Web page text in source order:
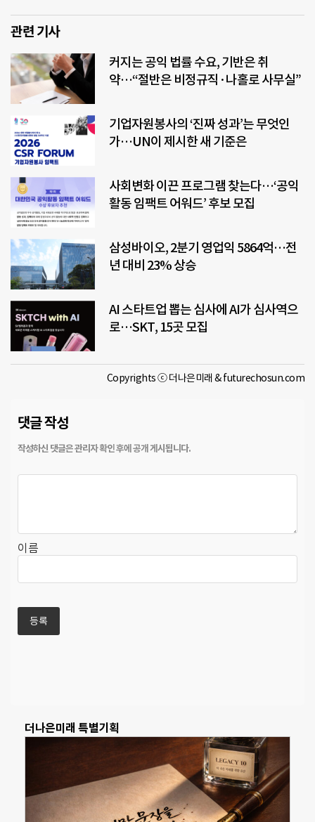
관련 기사
커지는 공익 법률 수요, 기반은 취
약…“절반은 비정규직·나홀로 사무실”
기업자원봉사의 ‘진짜 성과’는 무엇인
가…UN이 제시한 새 기준은
사회변화 이끈 프로그램 찾는다…‘공익
활동 임팩트 어워드’ 후보 모집
삼성바이오, 2분기 영업익 5864억…전
년 대비 23% 상승
AI 스타트업 뽑는 심사에 AI가 심사역으
로…SKT, 15곳 모집
Copyrights ⓒ 더나은미래 & futurechosun.com
댓글 작성
이름
더나은미래 특별기획